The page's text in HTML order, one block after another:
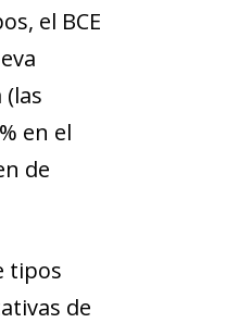
el BCE
en el
de
tipos
de